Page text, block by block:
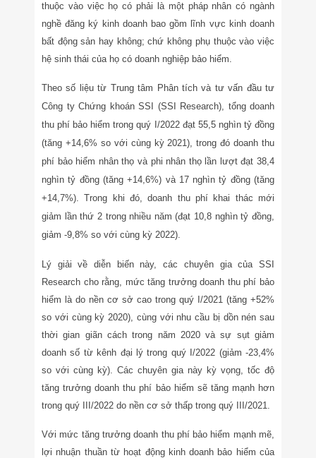
thuộc vào việc họ có phải là một pháp nhân có ngành
nghề đăng ký kinh doanh bao gồm lĩnh vực kinh doanh
bất động sản hay không; chứ không phụ thuộc vào việc
hệ sinh thái của họ có doanh nghiệp bảo hiểm.
Theo số liệu từ Trung tâm Phân tích và tư vấn đầu tư
Công ty Chứng khoán SSI (SSI Research), tổng doanh
thu phí bảo hiểm trong quý I/2022 đạt 55,5 nghìn tỷ đồng
(tăng +14,6% so với cùng kỳ 2021), trong đó doanh thu
phí bảo hiểm nhân thọ và phi nhân thọ lần lượt đạt 38,4
nghìn tỷ đồng (tăng +14,6%) và 17 nghìn tỷ đồng (tăng
+14,7%). Trong khi đó, doanh thu phí khai thác mới
giảm lần thứ 2 trong nhiều năm (đạt 10,8 nghìn tỷ đồng,
giảm -9,8% so với cùng kỳ 2022).
Lý giải về diễn biến này, các chuyên gia của SSI
Research cho rằng, mức tăng trưởng doanh thu phí bảo
hiểm là do nền cơ sở cao trong quý I/2021 (tăng +52%
so với cùng kỳ 2020), cùng với nhu cầu bị dồn nén sau
thời gian giãn cách trong năm 2020 và sự sụt giảm
doanh số từ kênh đại lý trong quý I/2022 (giảm -23,4%
so với cùng kỳ). Các chuyên gia này kỳ vọng, tốc độ
tăng trưởng doanh thu phí bảo hiểm sẽ tăng mạnh hơn
trong quý III/2022 do nền cơ sở thấp trong quý III/2021.
Với mức tăng trưởng doanh thu phí bảo hiểm mạnh mẽ,
lợi nhuận thuần từ hoạt động kinh doanh bảo hiểm của